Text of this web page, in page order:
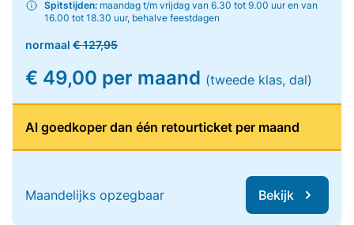
Spitstijden: maandag t/m vrijdag van 6.30 tot 9.00 uur en van
16.00 tot 18.30 uur, behalve feestdagen
normaal € 127,95
€ 49,00 per maand (tweede klas, dal)
Al goedkoper dan één retourticket per maand
Maandelijks opzegbaar Bekijk